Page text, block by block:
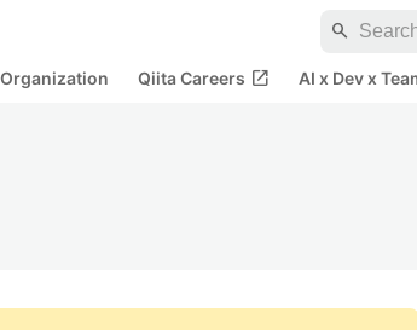
search
Organization Qiita Careers open_in_new AI x Dev x